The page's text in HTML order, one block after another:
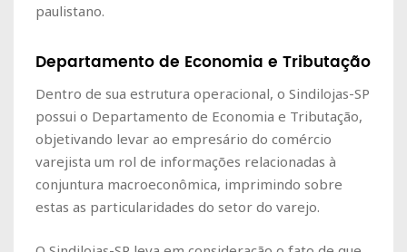
paulistano.
Departamento de Economia e Tributação
Dentro de sua estrutura operacional, o Sindilojas-SP
possui o Departamento de Economia e Tributação,
objetivando levar ao empresário do comércio
varejista um rol de informações relacionadas à
conjuntura macroeconômica, imprimindo sobre
estas as particularidades do setor do varejo.